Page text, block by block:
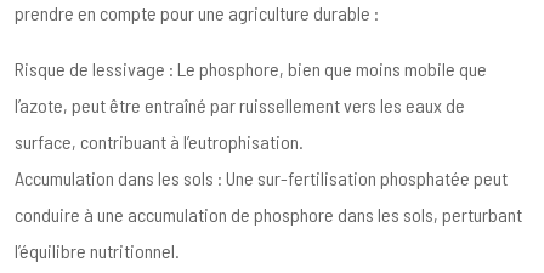
prendre en compte pour une agriculture durable :
Risque de lessivage : Le phosphore, bien que moins mobile que
l’azote, peut être entraîné par ruissellement vers les eaux de
surface, contribuant à l’eutrophisation.
Accumulation dans les sols : Une sur-fertilisation phosphatée peut
conduire à une accumulation de phosphore dans les sols, perturbant
l’équilibre nutritionnel.